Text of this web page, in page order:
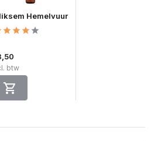
Hemelvuur
btw